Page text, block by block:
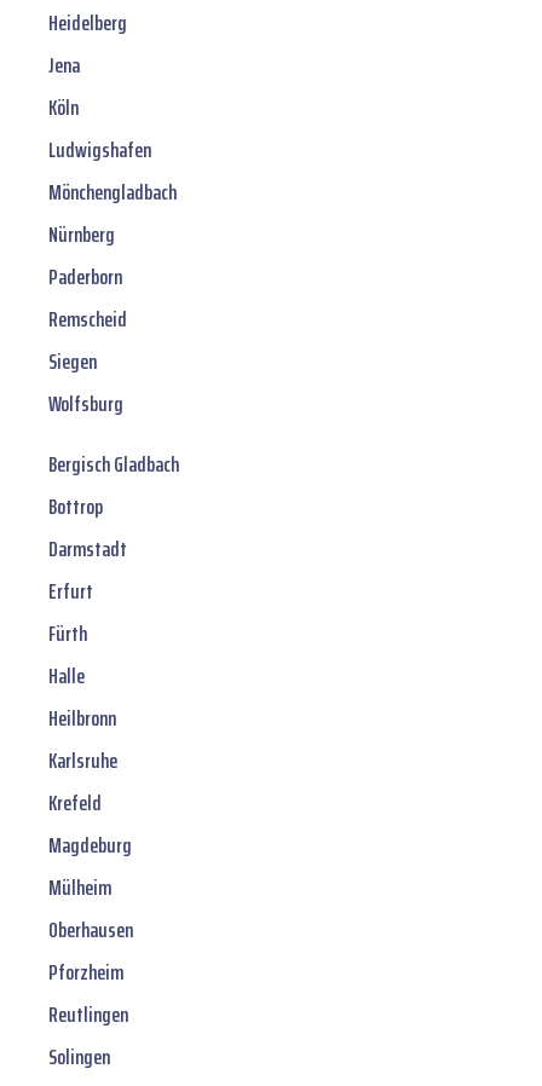
Heidelberg
Jena
Köln
Ludwigshafen
Mönchengladbach
Nürnberg
Paderborn
Remscheid
Siegen
Wolfsburg
Bergisch Gladbach
Bottrop
Darmstadt
Erfurt
Fürth
Halle
Heilbronn
Karlsruhe
Krefeld
Magdeburg
Mülheim
Oberhausen
Pforzheim
Reutlingen
Solingen